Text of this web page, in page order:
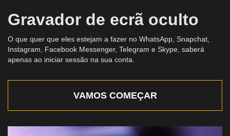
Gravador de ecrã oculto
O que quer que eles estejam a fazer no WhatsApp, Snapchat,
Instagram, Facebook Messenger, Telegram e Skype, saberá
apenas ao iniciar sessão na sua conta.
VAMOS COMEÇAR